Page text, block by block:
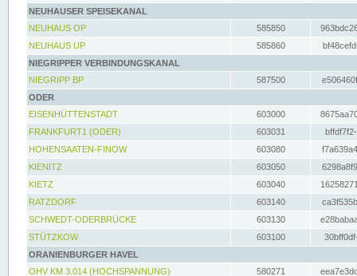
NEUHAUSER SPEISEKANAL
NEUHAUS OP
585850
NEUHAUS UP
585860
NIEGRIPPER VERBINDUNGSKANAL
NIEGRIPP BP
587500
ODER
EISENHÜTTENSTADT
603000
FRANKFURT1 (ODER)
603031
HOHENSAATEN-FINOW
603080
KIENITZ
603050
KIETZ
603040
RATZDORF
603140
SCHWEDT-ODERBRÜCKE
603130
STÜTZKOW
603100
ORANIENBURGER HAVEL
OHV KM 3.014 (HOCHSPANNUNG)
580271